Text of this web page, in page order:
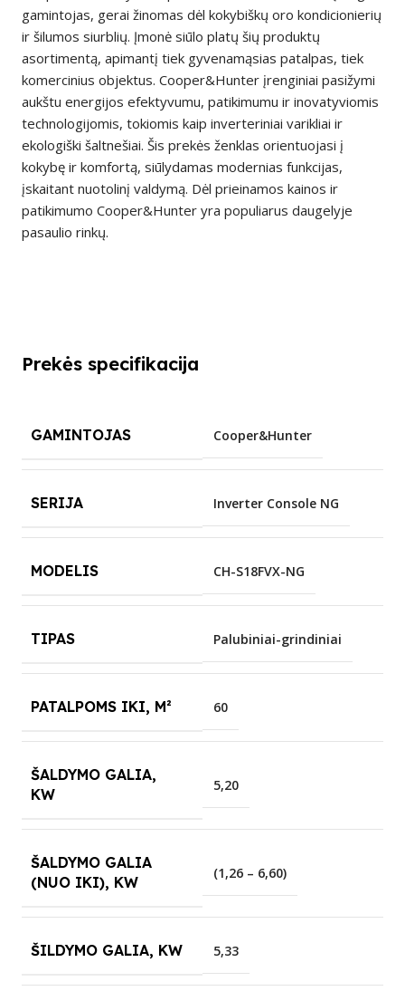
gamintojas, gerai žinomas dėl kokybiškų oro kondicionierių
ir šilumos siurblių. Įmonė siūlo platų šių produktų
asortimentą, apimantį tiek gyvenamąsias patalpas, tiek
komercinius objektus. Cooper&Hunter įrenginiai pasižymi
aukštu energijos efektyvumu, patikimumu ir inovatyviomis
technologijomis, tokiomis kaip inverteriniai varikliai ir
ekologiški šaltnešiai. Šis prekės ženklas orientuojasi į
kokybę ir komfortą, siūlydamas modernias funkcijas,
įskaitant nuotolinį valdymą. Dėl prieinamos kainos ir
patikimumo Cooper&Hunter yra populiarus daugelyje
pasaulio rinkų.
Prekės specifikacija
GAMINTOJAS Cooper&Hunter
SERIJA Inverter Console NG
MODELIS CH-S18FVX-NG
TIPAS Palubiniai-grindiniai
PATALPOMS IKI, M² 60
ŠALDYMO GALIA,
KW
5,20
ŠALDYMO GALIA
(NUO IKI), KW
(1,26 – 6,60)
ŠILDYMO GALIA, KW 5,33